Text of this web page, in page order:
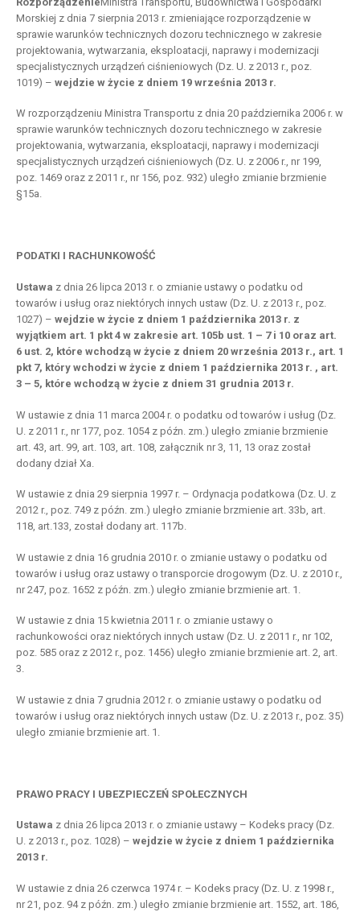
Morskiej z dnia 7 sierpnia 2013 r. zmieniające rozporządzenie w
sprawie warunków technicznych dozoru technicznego w zakresie
projektowania, wytwarzania, eksploatacji, naprawy i modernizacji
specjalistycznych urządzeń ciśnieniowych (Dz. U. z 2013 r., poz.
1019) – wejdzie w życie z dniem 19 września 2013 r.
W rozporządzeniu Ministra Transportu z dnia 20 października 2006 r. w
sprawie warunków technicznych dozoru technicznego w zakresie
projektowania, wytwarzania, eksploatacji, naprawy i modernizacji
specjalistycznych urządzeń ciśnieniowych (Dz. U. z 2006 r., nr 199,
poz. 1469 oraz z 2011 r., nr 156, poz. 932) uległo zmianie brzmienie
§15a.
PODATKI I RACHUNKOWOŚĆ
Ustawa z dnia 26 lipca 2013 r. o zmianie ustawy o podatku od
towarów i usług oraz niektórych innych ustaw (Dz. U. z 2013 r., poz.
1027) – wejdzie w życie z dniem 1 października 2013 r. z
wyjątkiem art. 1 pkt 4 w zakresie art. 105b ust. 1 – 7 i 10 oraz art.
6 ust. 2, które wchodzą w życie z dniem 20 września 2013 r., art. 1
pkt 7, który wchodzi w życie z dniem 1 października 2013 r. , art.
3 – 5, które wchodzą w życie z dniem 31 grudnia 2013 r.
W ustawie z dnia 11 marca 2004 r. o podatku od towarów i usług (Dz.
U. z 2011 r., nr 177, poz. 1054 z późn. zm.) uległo zmianie brzmienie
art. 43, art. 99, art. 103, art. 108, załącznik nr 3, 11, 13 oraz został
dodany dział Xa.
W ustawie z dnia 29 sierpnia 1997 r. – Ordynacja podatkowa (Dz. U. z
2012 r., poz. 749 z późn. zm.) uległo zmianie brzmienie art. 33b, art.
118, art.133, został dodany art. 117b.
W ustawie z dnia 16 grudnia 2010 r. o zmianie ustawy o podatku od
towarów i usług oraz ustawy o transporcie drogowym (Dz. U. z 2010 r.,
nr 247, poz. 1652 z późn. zm.) uległo zmianie brzmienie art. 1.
W ustawie z dnia 15 kwietnia 2011 r. o zmianie ustawy o
rachunkowości oraz niektórych innych ustaw (Dz. U. z 2011 r., nr 102,
poz. 585 oraz z 2012 r., poz. 1456) uległo zmianie brzmienie art. 2, art.
3.
W ustawie z dnia 7 grudnia 2012 r. o zmianie ustawy o podatku od
towarów i usług oraz niektórych innych ustaw (Dz. U. z 2013 r., poz. 35)
uległo zmianie brzmienie art. 1.
PRAWO PRACY I UBEZPIECZEŃ SPOŁECZNYCH
Ustawa z dnia 26 lipca 2013 r. o zmianie ustawy – Kodeks pracy (Dz.
U. z 2013 r., poz. 1028) – wejdzie w życie z dniem 1 października
2013 r.
W ustawie z dnia 26 czerwca 1974 r. – Kodeks pracy (Dz. U. z 1998 r.,
nr 21, poz. 94 z późn. zm.) uległo zmianie brzmienie art. 1552, art. 186,